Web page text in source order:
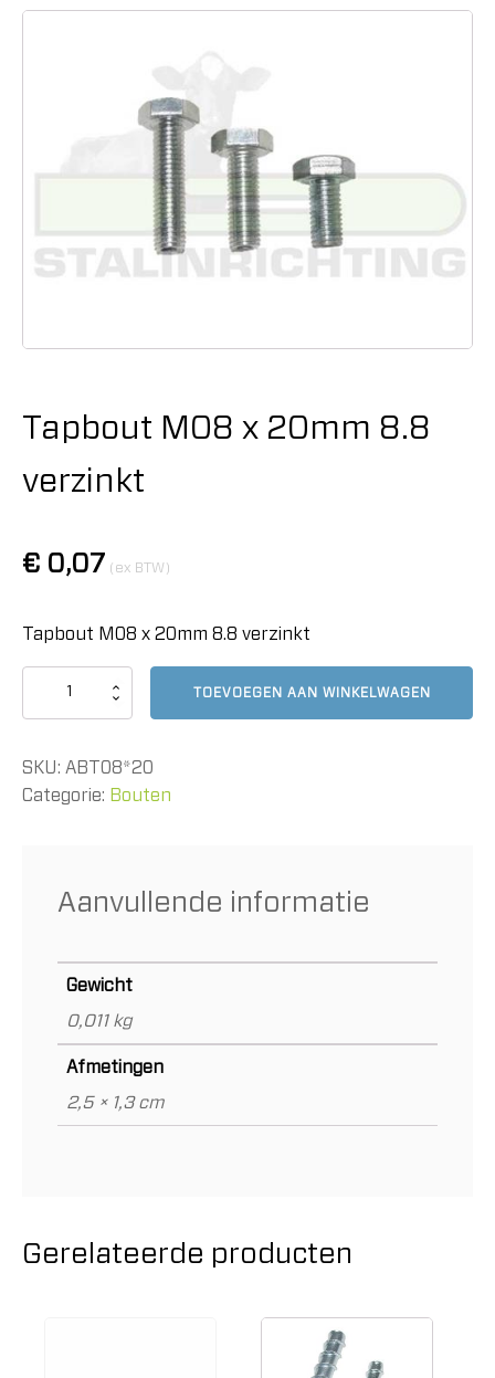
Tapbout M08 x 20mm 8.8
verzinkt
€ 0,07 (ex BTW)
Tapbout M08 x 20mm 8.8 verzinkt
Tapbout
8.8
verzinkt
TOEVOEGEN AAN WINKELWAGEN
SKU: ABT08*20
Categorie: Bouten
Aanvullende informatie
Gewicht
0,011 kg
Afmetingen
2,5 × 1,3 cm
Gerelateerde producten